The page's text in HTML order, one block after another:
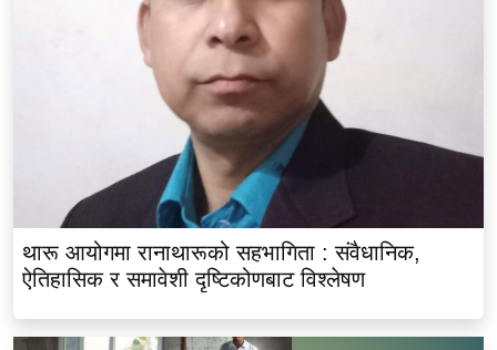
थारू आयोगमा रानाथारूको सहभागिता : संवैधानिक,
ऐतिहासिक र समावेशी दृष्टिकोणबाट विश्लेषण